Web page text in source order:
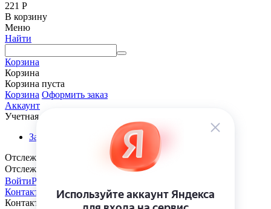
221 Р
В корзину
Меню
Найти
Корзина
Корзина
Корзина пуста
Корзина Оформить заказ
Аккаунт
Учетная запись
Заказы
Отслеживание заказа
Отслеживание заказа
ВойтиРегистрация
Контакты
Контакты